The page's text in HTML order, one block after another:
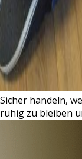
Sicher handeln,
ruhig zu bleiben